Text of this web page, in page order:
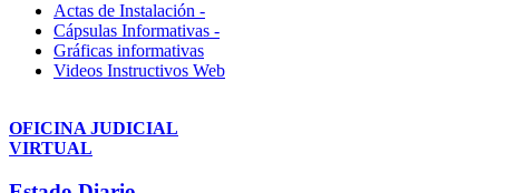
Actas de Instalación -
Cápsulas Informativas -
Gráficas informativas
Videos Instructivos Web
OFICINA JUDICIAL
VIRTUAL